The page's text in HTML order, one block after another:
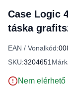
Case Logic
táska
EAN / Vonalkód:
SKU:3204651
Nem elérhető